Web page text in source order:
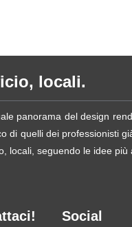
locali.
panorama del design
di quelli dei professionisti
locali, seguendo le idee più
Social